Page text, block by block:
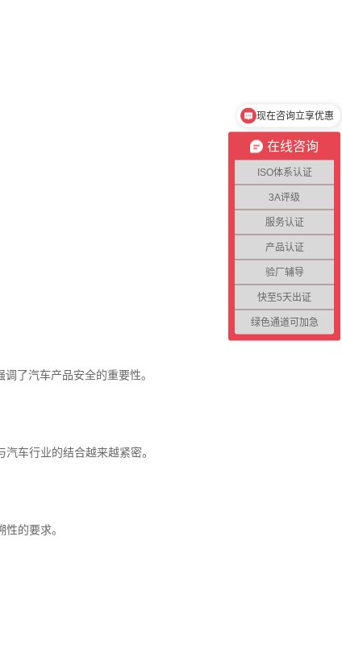
了汽车产品安全的重要性。
车行业的结合越来越紧密。
的要求。
在线咨询
ISO体系认证
3A评级
服务认证
产品认证
验厂辅导
快至5天出证
绿色通道可加急
现在咨询立享优惠